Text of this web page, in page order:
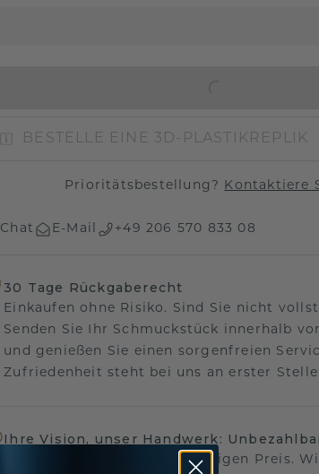
BESTELLE EINE 3D-PLASTIKREPLIK
Prioritätsbestellung? Kontaktiere
Chat E-Mail +49 206 570 833 08
30 Tage Rückgaberecht
Einkaufen ohne Risiko. Sind Sie nicht
Senden Sie Ihr Schmuckstück innerhalb
und genießen Sie einen sorgenfreien
Zufriedenheit steht bei uns an erster Stelle.
Ihre Vision, unser Handwerk:
Das perfekte Stück zum richtigen Preis.